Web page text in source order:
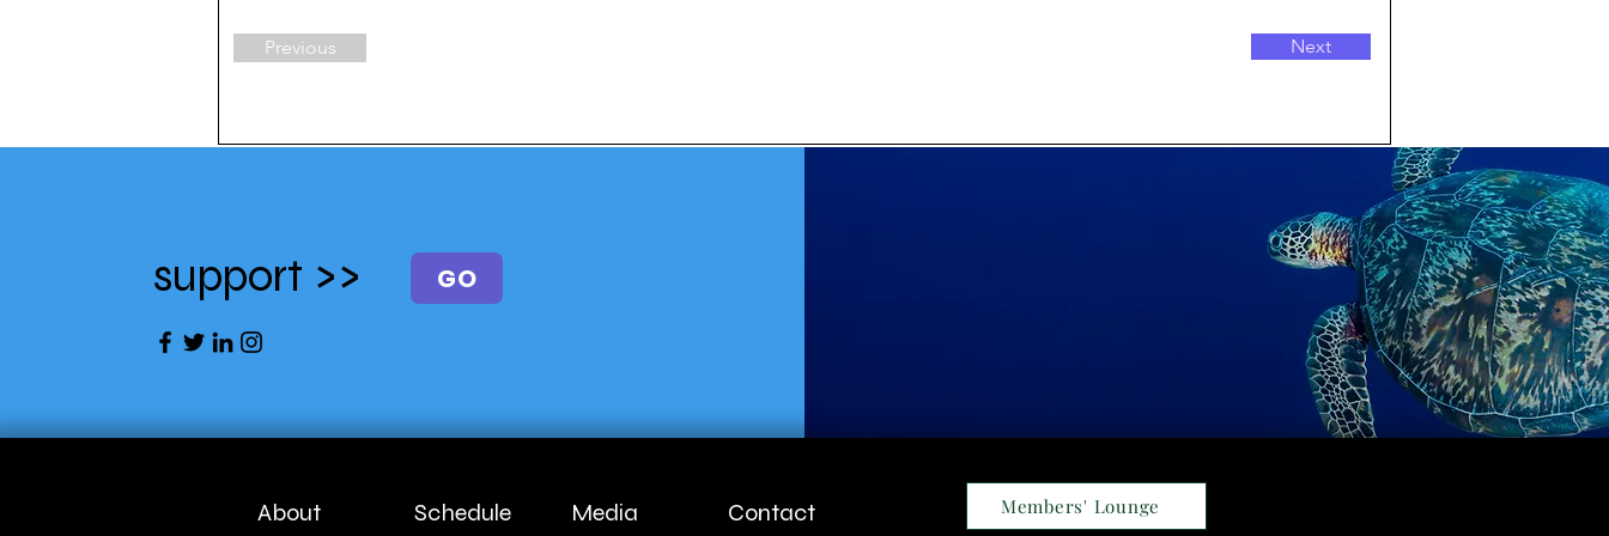
Previous Next
support >> GO
About Schedule Media Contact Members' Lounge